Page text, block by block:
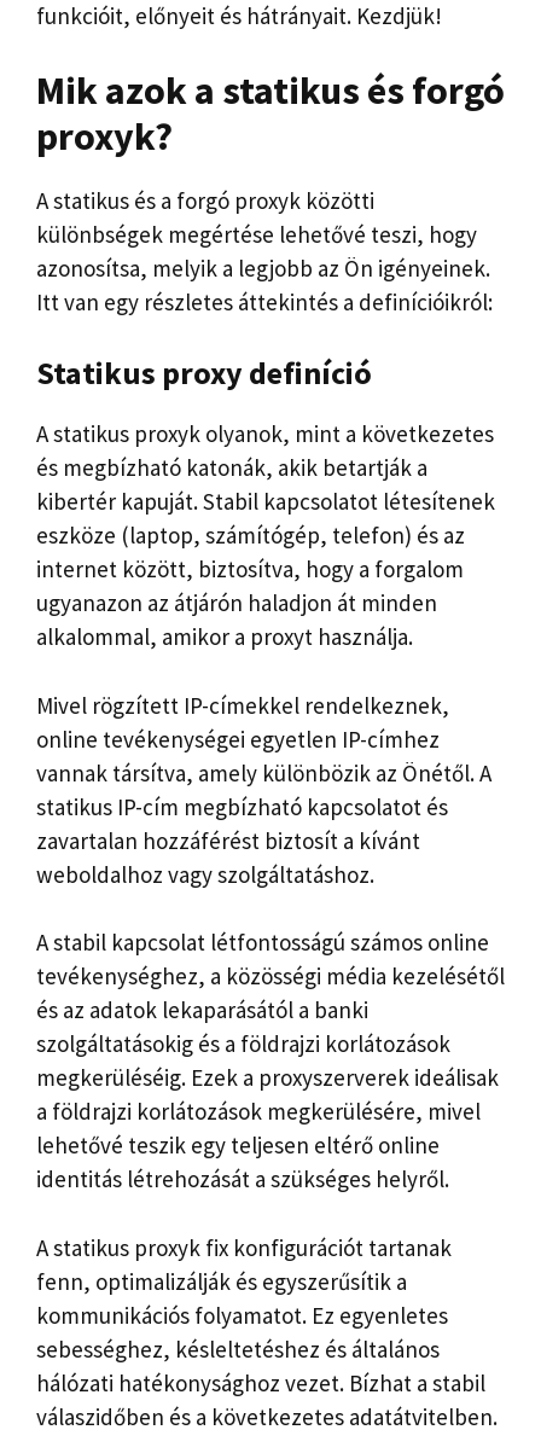
funkcióit, előnyeit és hátrányait. Kezdjük!
Mik azok a statikus és forgó
proxyk?
A statikus és a forgó proxyk közötti
különbségek megértése lehetővé teszi, hogy
azonosítsa, melyik a legjobb az Ön igényeinek.
Itt van egy részletes áttekintés a definícióikról:
Statikus proxy definíció
A statikus proxyk olyanok, mint a következetes
és megbízható katonák, akik betartják a
kibertér kapuját. Stabil kapcsolatot létesítenek
eszköze (laptop, számítógép, telefon) és az
internet között, biztosítva, hogy a forgalom
ugyanazon az átjárón haladjon át minden
alkalommal, amikor a proxyt használja.
Mivel rögzített IP-címekkel rendelkeznek,
online tevékenységei egyetlen IP-címhez
vannak társítva, amely különbözik az Önétől. A
statikus IP-cím megbízható kapcsolatot és
zavartalan hozzáférést biztosít a kívánt
weboldalhoz vagy szolgáltatáshoz.
A stabil kapcsolat létfontosságú számos online
tevékenységhez, a közösségi média kezelésétől
és az adatok lekaparásától a banki
szolgáltatásokig és a földrajzi korlátozások
megkerüléséig. Ezek a proxyszerverek ideálisak
a földrajzi korlátozások megkerülésére, mivel
lehetővé teszik egy teljesen eltérő online
identitás létrehozását a szükséges helyről.
A statikus proxyk fix konfigurációt tartanak
fenn, optimalizálják és egyszerűsítik a
kommunikációs folyamatot. Ez egyenletes
sebességhez, késleltetéshez és általános
hálózati hatékonysághoz vezet. Bízhat a stabil
válaszidőben és a következetes adatátvitelben.